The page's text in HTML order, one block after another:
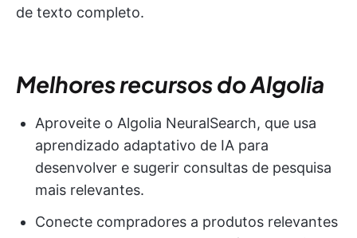
de texto completo.
Melhores recursos do Algolia
Aproveite o Algolia NeuralSearch, que usa
aprendizado adaptativo de IA para
desenvolver e sugerir consultas de pesquisa
mais relevantes.
Conecte compradores a produtos relevantes